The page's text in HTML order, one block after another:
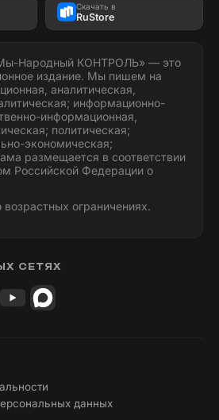
Скачать в
RuStore
Народный КОНТРОЛЬ» — это
издание. Мы пишем на
аналитическая,
информационно-
информационная,
политическая;
экономическая;
размещается в соответствии
Российской Федерации о
ограничениях.
СЕТЯХ
данных